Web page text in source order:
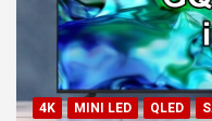
4K MINI LED QLED